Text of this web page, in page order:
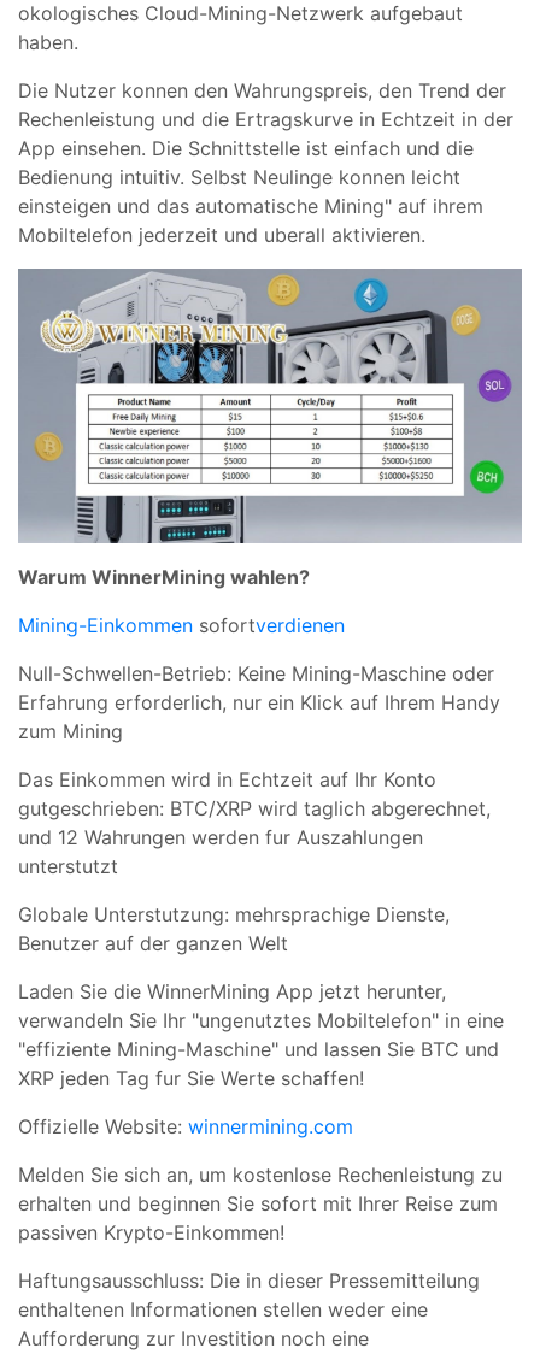
okologisches Cloud-Mining-Netzwerk aufgebaut
haben.
Die Nutzer konnen den Wahrungspreis, den Trend der
Rechenleistung und die Ertragskurve in Echtzeit in der
App einsehen. Die Schnittstelle ist einfach und die
Bedienung intuitiv. Selbst Neulinge konnen leicht
einsteigen und das automatische Mining" auf ihrem
Mobiltelefon jederzeit und uberall aktivieren.
Warum WinnerMining wahlen?
Mining-Einkommen sofortverdienen
Null-Schwellen-Betrieb: Keine Mining-Maschine oder
Erfahrung erforderlich, nur ein Klick auf Ihrem Handy
zum Mining
Das Einkommen wird in Echtzeit auf Ihr Konto
gutgeschrieben: BTC/XRP wird taglich abgerechnet,
und 12 Wahrungen werden fur Auszahlungen
unterstutzt
Globale Unterstutzung: mehrsprachige Dienste,
Benutzer auf der ganzen Welt
Laden Sie die WinnerMining App jetzt herunter,
verwandeln Sie Ihr "ungenutztes Mobiltelefon" in eine
"effiziente Mining-Maschine" und lassen Sie BTC und
XRP jeden Tag fur Sie Werte schaffen!
Offizielle Website: winnermining.com
Melden Sie sich an, um kostenlose Rechenleistung zu
erhalten und beginnen Sie sofort mit Ihrer Reise zum
passiven Krypto-Einkommen!
Haftungsausschluss: Die in dieser Pressemitteilung
enthaltenen Informationen stellen weder eine
Aufforderung zur Investition noch eine